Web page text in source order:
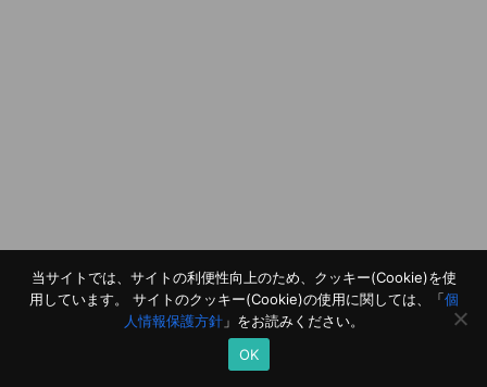
当サイトでは、サイトの利便性向上のため、クッキー(Cookie)を使
用しています。 サイトのクッキー(Cookie)の使用に関しては、「個
人情報保護方針」をお読みください。
OK